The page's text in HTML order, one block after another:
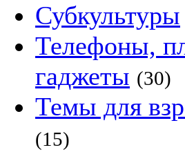
Субкультуры
Телефоны,
гаджеты (30)
Темы для
(15)